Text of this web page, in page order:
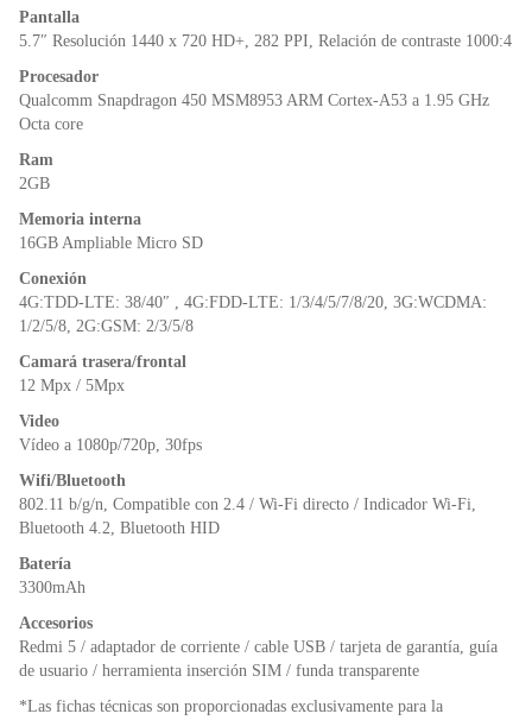
o p dl
y
Pantalla
5.7″ Resolución 1440 x 720 HD+, 282 PPI, Relación de contraste 1000:4
Procesador
Qualcomm Snapdragon 450 MSM8953 ARM Cortex-A53 a 1.95 GHz
Octa core
Ram
2GB
Memoria interna
16GB Ampliable Micro SD
Conexión
4G:TDD-LTE: 38/40″ , 4G:FDD-LTE: 1/3/4/5/7/8/20, 3G:WCDMA:
1/2/5/8, 2G:GSM: 2/3/5/8
Camará trasera/frontal
12 Mpx / 5Mpx
Video
Vídeo a 1080p/720p, 30fps
Wifi/Bluetooth
802.11 b/g/n, Compatible con 2.4 / Wi-Fi directo / Indicador Wi-Fi,
Bluetooth 4.2, Bluetooth HID
Batería
3300mAh
Accesorios
Redmi 5 / adaptador de corriente / cable USB / tarjeta de garantía, guía
de usuario / herramienta inserción SIM / funda transparente
*Las fichas técnicas son proporcionadas exclusivamente para la